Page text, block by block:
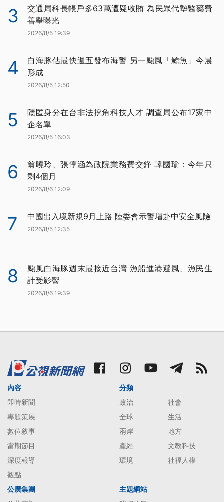
3
交通局科長帳戶多63萬遭疑收賄 為民眾代墊醫藥費
善舉曝光
2026/8/5 19:39
4
白海豚估最快週五發布海警 另一颱風「鯨魚」今晨
形成
2026/8/5 12:50
5
隱匿身分在台非法挖角科技人才 調查局公布17家中
企名單
2026/8/5 16:03
6
翁曉玲、張惇涵為政院業務費交鋒 韓國瑜：今年只
剩4個月
2026/8/6 12:09
7 中國出入境新規9月上路 陸委會示警增赴中安全風險
2026/8/5 12:35
8
颱風白海豚週末最接近台灣 漁船進港避風、漁民生
計受影響
2026/8/6 19:39
內容
即時新聞
專題策展
數位敘事
當期節目
深度報導
觀點
分類
政治
社會
全球
生活
兩岸
地方
產經
文教科技
環境
社福人權
公廣集團
主題網站